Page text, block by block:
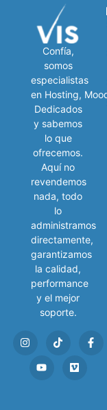
Confía,
somos
especialistas
en Hosting,
Dedicados
y sabemos
lo que
ofrecemos.
Aquí no
revendemos
nada, todo
lo
administramos
directamente,
garantizamos
la calidad,
performance
y el mejor
soporte.